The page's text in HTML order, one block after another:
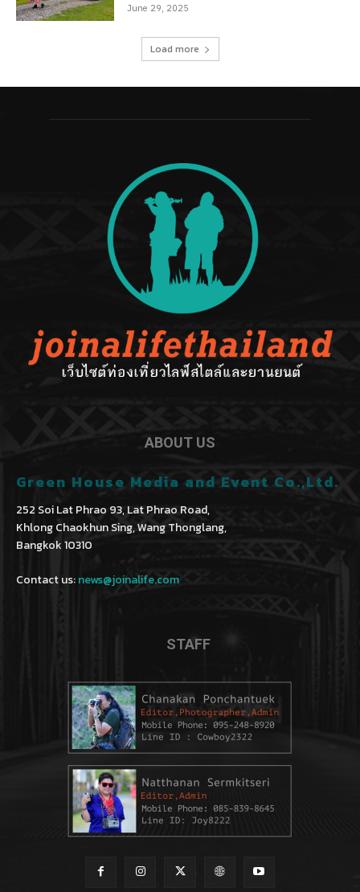
June 29, 2025
Load more
ABOUT US
Green House Media and Event Co.,Ltd.
252 Soi Lat Phrao 93, Lat Phrao Road,
Khlong Chaokhun Sing, Wang Thonglang,
Bangkok 10310
Contact us:news@joinalife.com
STAFF